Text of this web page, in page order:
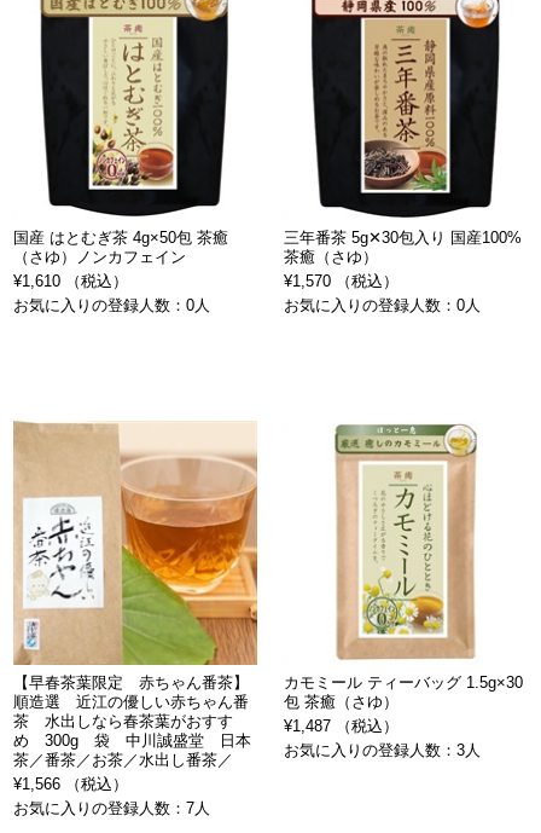
国産 はとむぎ茶 4g×50包 茶癒
（さゆ）ノンカフェイン
¥1,610 （税込）
お気に入りの登録人数：0人
三年番茶 5g✕30包入り 国産100%
茶癒（さゆ）
¥1,570 （税込）
お気に入りの登録人数：0人
【早春茶葉限定 赤ちゃん番茶】
順造選 近江の優しい赤ちゃん番
茶 水出しなら春茶葉がおすす
め 300g 袋 中川誠盛堂 日本
茶／番茶／お茶／水出し番茶／
¥1,566 （税込）
お気に入りの登録人数：7人
カモミール ティーバッグ 1.5g×30
包 茶癒（さゆ）
¥1,487 （税込）
お気に入りの登録人数：3人